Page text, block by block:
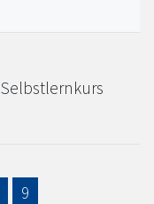
Selbstlernkurs
9